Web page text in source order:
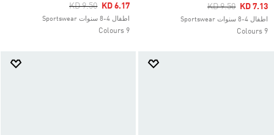
Price Reduced
KD 9.50ToKD 7.13
اطفال 4-8 سنوات Sportswear
9 Colours
Price Reduced From
KD 9.50ToKD 6.17
اطفال 4-8 سنوات Sportswear
9 Colours